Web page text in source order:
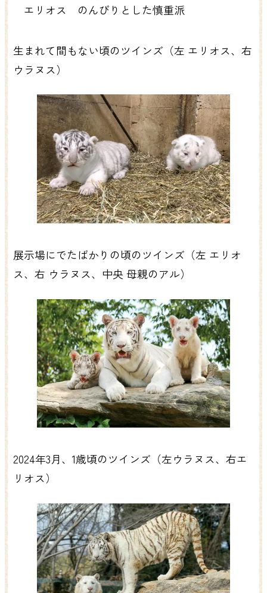
エリオス のんびりとした慎重派
生まれて間もない頃のツインズ（左 エリオス、右
ウラヌス）
展示場にでたばかりの頃のツインズ（左 エリオ
ス、右 ウラヌス、中央 母親のアル）
2024年3月、1歳頃のツインズ（左ウラヌス、右エ
リオス）